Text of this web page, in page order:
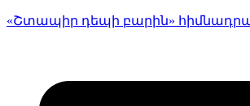
«Շտապիր դեպի բարին»